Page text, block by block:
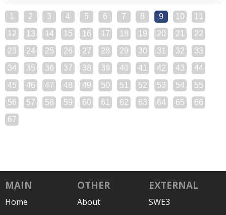
1 2 3 4 5 6 7 8 9 10
11
12
13 14 15 16 17 18 19 20 21
22
23
24 25 26 27 28 29 30 31 32
33
34
35 36 37 38 39 40 41 42 43
44
45
46 47 48 49 50 51 52 53 54
55
56
57 58 59 60 61 62 63 64 65
66
67
MAIN
Home
OTHER
About
EXTERNAL
SWE3